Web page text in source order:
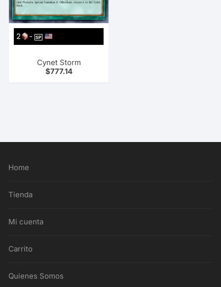
2 -SP
Cynet Storm
$777.14
Home
Tienda
Mi cuenta
Carrito
Quienes Somos